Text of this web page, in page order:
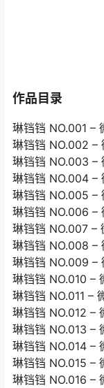
作品目录
琳铛铛 NO.001 –
琳铛铛 NO.002 –
琳铛铛 NO.003 –
琳铛铛 NO.004 –
琳铛铛 NO.005 –
琳铛铛 NO.006 –
琳铛铛 NO.007 –
琳铛铛 NO.008 –
琳铛铛 NO.009 –
琳铛铛 NO.010 –
琳铛铛 NO.011 –
琳铛铛 NO.012 –
琳铛铛 NO.013 –
琳铛铛 NO.014 –
琳铛铛 NO.015 –
琳铛铛 NO.016 –